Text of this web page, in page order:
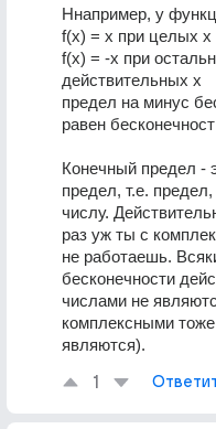
Ннапример, у
f(x) = x при целых
f(x) = -x при
действительных x
предел на минус
равен
Конечный предел -
предел, т.е.
числу.
раз уж ты с
не работаешь.
бесконечности
числами не
комплексными
являются).
1